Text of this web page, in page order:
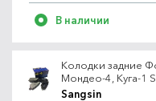
В наличии
Колодки задние
Мондео-4, Куга-1
Sangsin